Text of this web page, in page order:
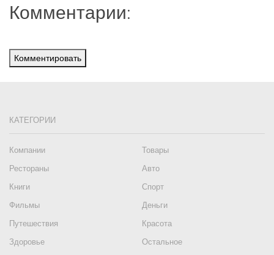
Комментарии:
Комментировать
КАТЕГОРИИ
Компании
Товары
Рестораны
Авто
Книги
Спорт
Фильмы
Деньги
Путешествия
Красота
Здоровье
Остальное